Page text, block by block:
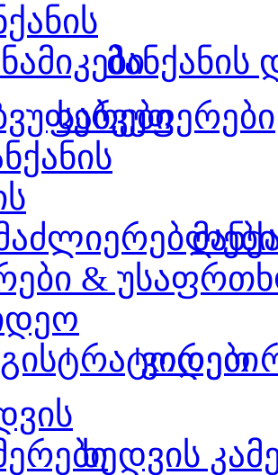
მანქანის
საბვუფერები
&
ვიდეო
ხედვის